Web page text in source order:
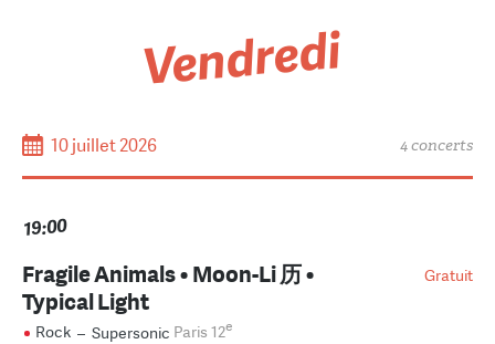
Vendredi
10 juillet 2026 4 concerts
19:00
Gratuit
Fragile Animals • Moon-Li 历 •
Typical Light
Rock – Supersonic Paris 12e